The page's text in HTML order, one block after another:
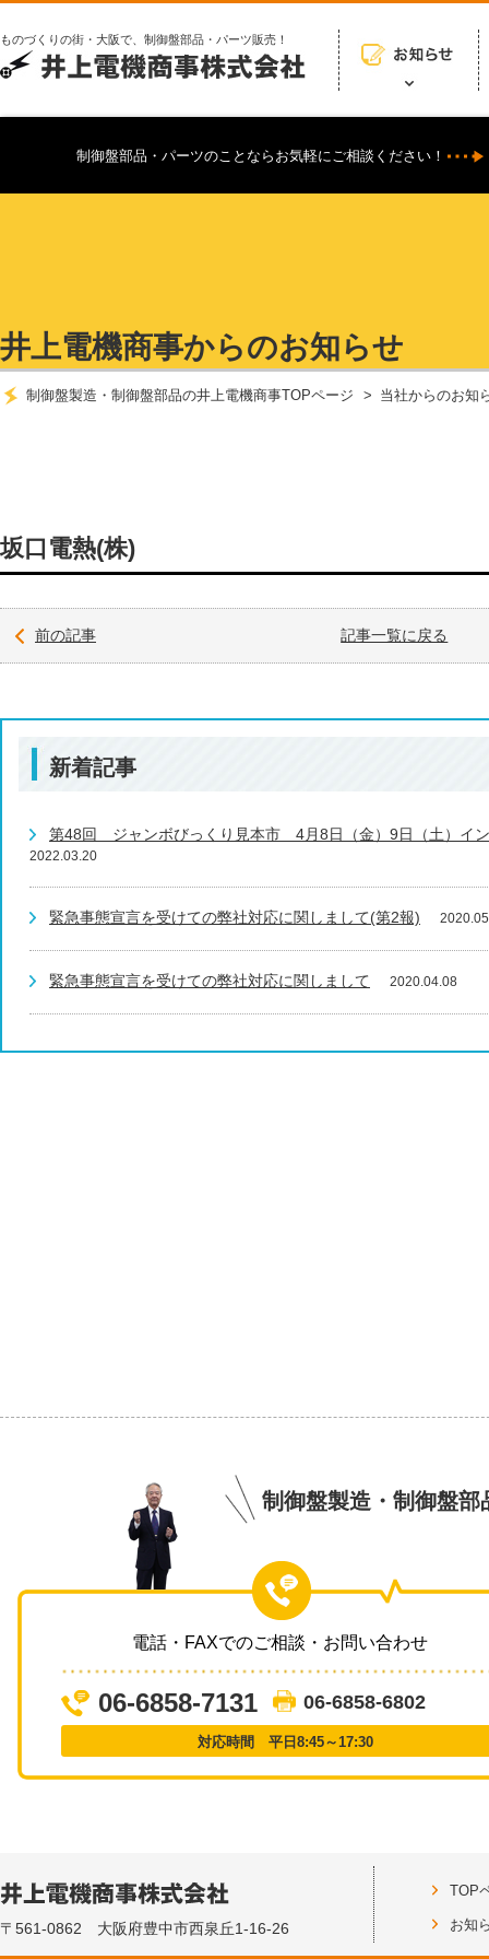
ものづくりの街・大阪で、制御盤部品・パーツ販売！
制御盤部品・パーツのことならお気軽にご相談ください！
井上電機商事からのお知らせ
制御盤製造・制御盤部品の井上電機商事TOPページ 当社からのお知
坂口電熱(株)
前の記事 記事一覧に戻る
新着記事
第48回 ジャンボびっくり見本市 4月8日（金）9日（土）イ
2022.03.20
緊急事態宣言を受けての弊社対応に関しまして(第2報)
緊急事態宣言を受けての弊社対応に関しまして 2020.04.08
制御盤製造・制御盤
電話・FAXでのご相談・お問い合わせ
06-6858-7131 06-6858-6802
対応時間 平日8:45～17:30
〒561-0862 大阪府豊中市西泉丘1-16-26
TOP
お知